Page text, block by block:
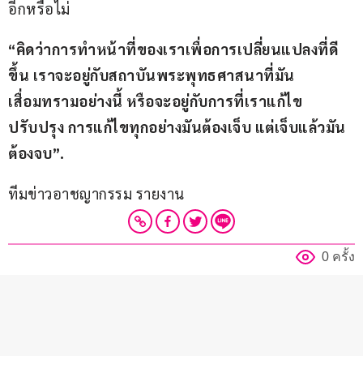
อีกหรือไม่
“คิดว่าการทำหน้าที่ของเราเพื่อการเปลี่ยนแปลงที่ดี
ขึ้น เราจะอยู่กับสถาบันพระพุทธศาสนาที่มัน
เสื่อมทรามอย่างนี้ หรือจะอยู่กับการที่เราแก้ไข
ปรับปรุง การแก้ไขทุกอย่างมันต้องเจ็บ แต่เจ็บแล้วมัน
ต้องจบ”.
ทีมข่าวอาชญากรรม รายงาน
0 ครั้ง